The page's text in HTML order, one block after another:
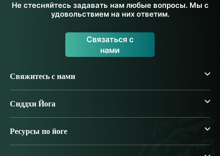
Не стесняйтесь задавать нам любые вопросы. Мы с
удовольствием на них ответим.
Связаться с
нами
Свяжитесь с нами
Сиддхи Йога
Ресурсы по йоге